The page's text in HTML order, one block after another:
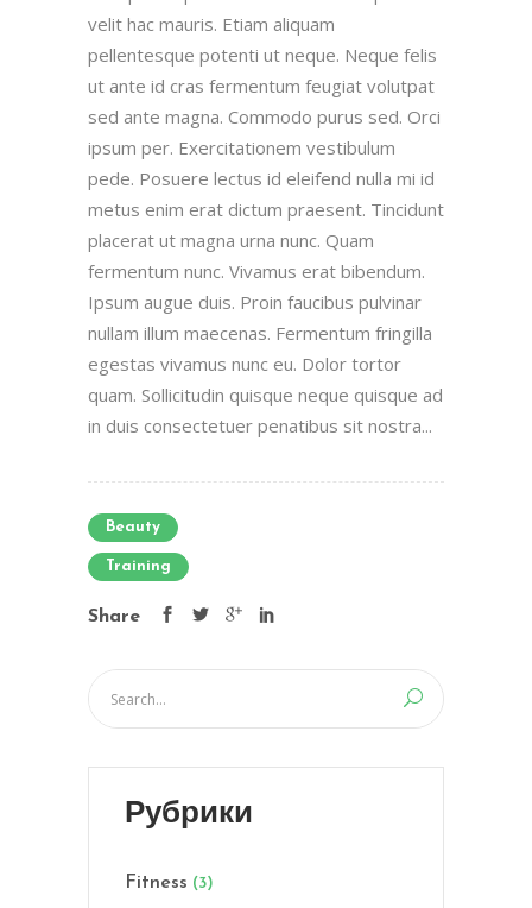
velit hac mauris. Etiam aliquam
pellentesque potenti ut neque. Neque felis
ut ante id cras fermentum feugiat volutpat
sed ante magna. Commodo purus sed. Orci
ipsum per. Exercitationem vestibulum
pede. Posuere lectus id eleifend nulla mi id
metus enim erat dictum praesent. Tincidunt
placerat ut magna urna nunc. Quam
fermentum nunc. Vivamus erat bibendum.
Ipsum augue duis. Proin faucibus pulvinar
nullam illum maecenas. Fermentum fringilla
egestas vivamus nunc eu. Dolor tortor
quam. Sollicitudin quisque neque quisque ad
in duis consectetuer penatibus sit nostra...
Beauty
Training
Share
Рубрики
Fitness (3)